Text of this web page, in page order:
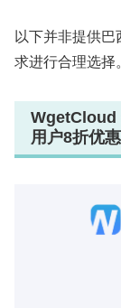
以下并非提供巴
求进行合理选择
WgetCloud
用户8折优惠